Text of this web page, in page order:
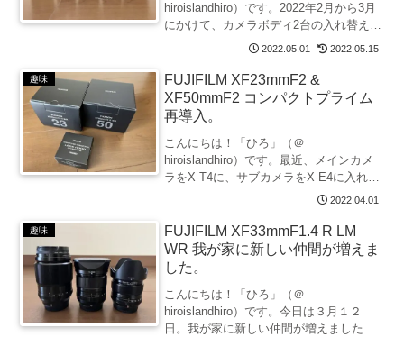
hiroislandhiro）です。2022年2月から3月
にかけて、カメラボディ2台の入れ替えと
それに伴う所有レンズの再整理を行いま
年から今年にかけての所有機材の変遷
を、備忘録とし...
2022.05.01 2022.05.15
趣味
FUJIFILM XF23mmF2 &
XF50mmF2 コンパクトプライム
再導入。
こんにちは！「ひろ」（＠
hiroislandhiro）です。最近、メインカメ
ラをX-T4に、サブカメラをX-E4に入れ替
え、新世代レンズ「XF33mm F1.4 R LM
金捻出のために、所有していたカ...
2022.04.01
趣味
FUJIFILM XF33mmF1.4 R LM
WR 我が家に新しい仲間が増えま
した。
こんにちは！「ひろ」（＠
hiroislandhiro）です。今日は３月１２
日。我が家に新しい仲間が増えました。